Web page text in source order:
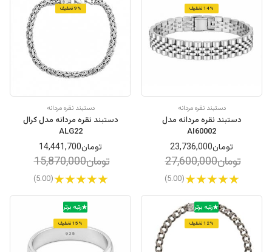
14% تخفیف
دستبند نقره مردانه
دستبند نقره مردانه مدل
AI60002
تومان23,736,000
تومان27,600,000
(5.00)
9% تخفیف
دستبند نقره مردانه
دستبند نقره مردانه مدل کرال
ALG22
تومان14,441,700
تومان15,870,000
(5.00)
رتبه برتر
12% تخفیف
رتبه برتر
15% تخفیف